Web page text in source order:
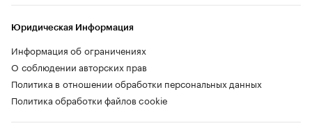
Юридическая Информация
Информация об ограничениях
О соблюдении авторских прав
Политика в отношении обработки персональных данных
Политика обработки файлов cookie